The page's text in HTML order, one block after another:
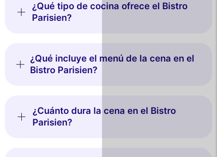
¿Qué tipo de cocina ofrece el Bistro
Parisien?
¿Qué incluye el menú de la cena en el
Bistro Parisien?
¿Cuánto dura la cena en el Bistro
Parisien?